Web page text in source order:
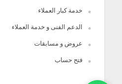
خدمة كبار العملاء
الدعم الفنى و خدمة العملاء
عروض و مسابقات
فتح حساب